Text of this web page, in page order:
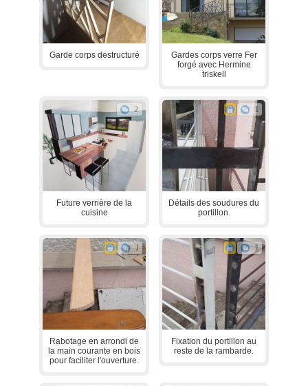
Garde corps destructuré
Gardes corps verre Fer
forgé avec Hermine
triskell
2
Future verrière de la
cuisine
1
Détails des soudures du
portillon.
1
Rabotage en arrondi de
la main courante en bois
pour faciliter l'ouverture.
1
Fixation du portillon au
reste de la rambarde.